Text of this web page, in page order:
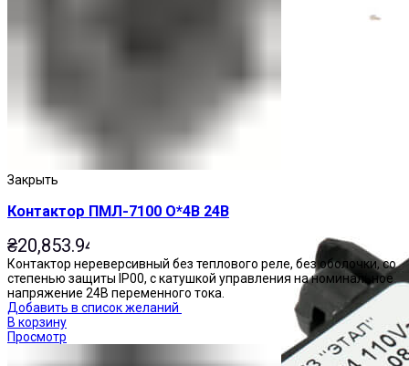
Закрыть
Контактор ПМЛ-7100 О*4В 24В
₴20,853.94
Контактор нереверсивный без теплового реле, без оболочки, со
степенью защиты IP00, с катушкой управления на номинальное
напряжение 24В переменного тока.
Добавить в список желаний
В корзину
Просмотр